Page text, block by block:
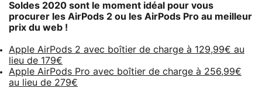
Soldes 2020 sont le moment idéal pour vous
procurer les AirPods 2 ou les AirPods Pro au meilleur
prix du web !
Apple AirPods 2 avec boîtier de charge à 129,99€ au
lieu de 179€
Apple AirPods Pro avec boîtier de charge à 256,99€
au lieu de 279€